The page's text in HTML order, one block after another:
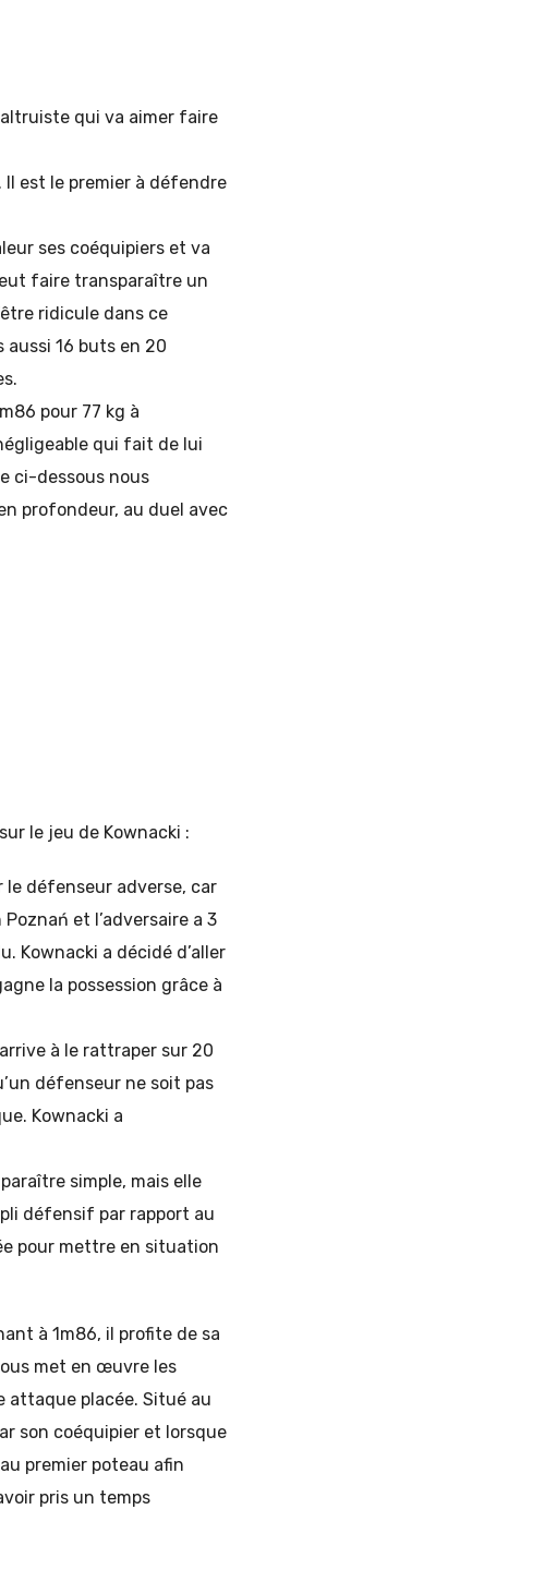
altruiste qui va aimer faire
est le premier à défendre
ses coéquipiers et va
faire transparaître un
ridicule dans ce
aussi 16 buts en 20
pour 77 kg à
qui fait de lui
ci-dessous nous
profondeur, au duel avec
le jeu de Kownacki :
le défenseur adverse, car
et l’adversaire a 3
Kownacki a décidé d’aller
la possession grâce à
à le rattraper sur 20
défenseur ne soit pas
Kownacki a
simple, mais elle
défensif par rapport au
pour mettre en situation
à 1m86, il profite de sa
met en œuvre les
attaque placée. Situé au
son coéquipier et lorsque
premier poteau afin
pris un temps